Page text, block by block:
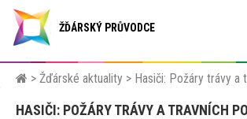
ŽĎÁRSKÝ PRŮVODCE
> Žďárské aktuality > Hasiči: Požáry trávy a
HASIČI: POŽÁRY TRÁVY A TRAVNÍCH